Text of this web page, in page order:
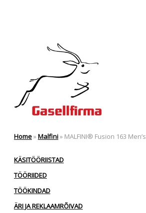
Home»Malfini» MALFINI® Fusion 163 Men’s
KÄSITÖÖRIISTAD
TÖÖRIIDED
TÖÖKINDAD
ÄRI JA REKLAAMRÕIVAD